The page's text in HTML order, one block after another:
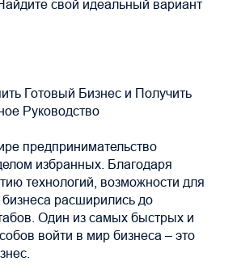
свой идеальный вариант
Готовый Бизнес и Получить
Руководство
предпринимательство
избранных. Благодаря
технологий, возможности для
бизнеса расширились до
Один из самых быстрых и
войти в мир бизнеса – это